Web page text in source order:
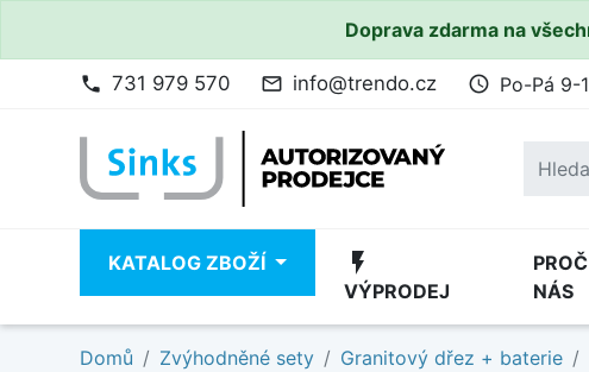
Doprava zdarma na
phone 731 979 570 mail_outline info@trendo.cz access_time Po-Pá 9-
KATALOG ZBOŽÍ flash_on
VÝPRODEJ
NÁS
Domů Zvýhodněné sety Granitový dřez + baterie